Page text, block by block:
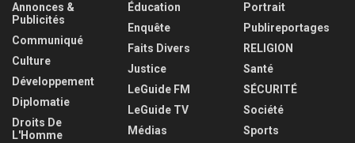
Annonces &
Publicités
Communiqué
Culture
Développement
Diplomatie
Droits De
L'Homme
Éducation
Enquête
Faits Divers
Justice
LeGuide FM
LeGuide TV
Médias
Portrait
Publireportages
RELIGION
Santé
SÉCURITÉ
Société
Sports